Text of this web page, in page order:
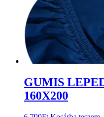
GUMIS
160X200